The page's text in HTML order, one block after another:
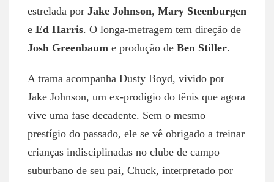
estrelada por Jake Johnson, Mary Steenburgen
e Ed Harris. O longa-metragem tem direção de
Josh Greenbaum e produção de Ben Stiller.
A trama acompanha Dusty Boyd, vivido por
Jake Johnson, um ex-prodígio do tênis que agora
vive uma fase decadente. Sem o mesmo
prestígio do passado, ele se vê obrigado a treinar
crianças indisciplinadas no clube de campo
suburbano de seu pai, Chuck, interpretado por